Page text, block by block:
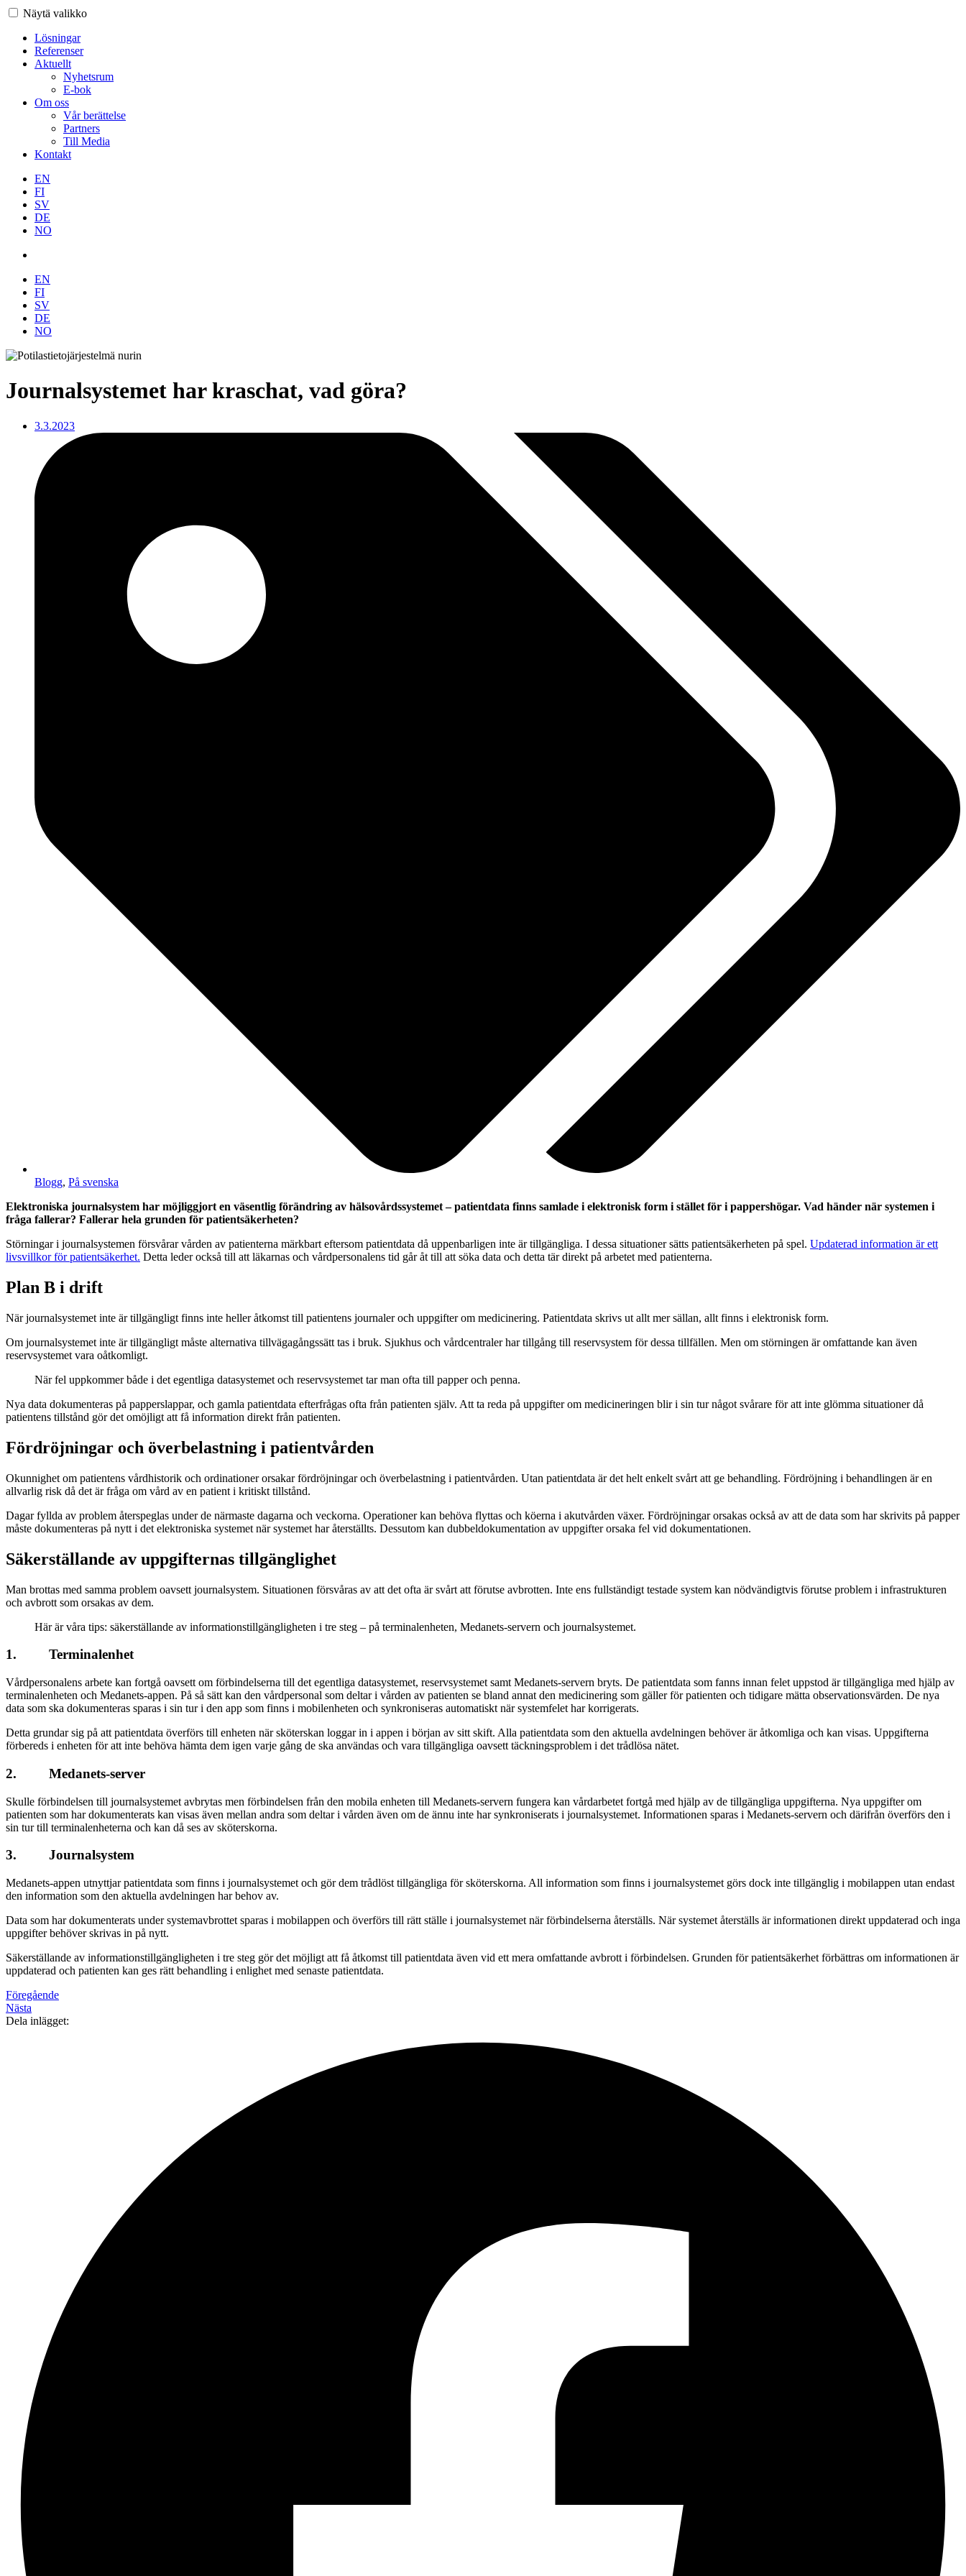
Näytä valikko
Lösningar
Referenser
Aktuellt
Nyhetsrum
E-bok
Om oss
Vår berättelse
Partners
Till Media
Kontakt
EN
FI
SV
DE
NO
EN
FI
SV
DE
NO
Journalsystemet har kraschat, vad göra?
3.3.2023
Blogg, På svenska
Elektroniska journalsystem har möjliggjort en väsentlig förändring av hälsovårdssystemet – patientdata finns samlade i elektronisk form i stället för i pappershögar. Vad händer när systemen i
fråga fallerar? Fallerar hela grunden för patientsäkerheten?
Störningar i journalsystemen försvårar vården av patienterna märkbart eftersom patientdata då uppenbarligen inte är tillgängliga. I dessa situationer sätts patientsäkerheten på spel. Updaterad information är ett
livsvillkor för patientsäkerhet. Detta leder också till att läkarnas och vårdpersonalens tid går åt till att söka data och detta tär direkt på arbetet med patienterna.
Plan B i drift
När journalsystemet inte är tillgängligt finns inte heller åtkomst till patientens journaler och uppgifter om medicinering. Patientdata skrivs ut allt mer sällan, allt finns i elektronisk form.
Om journalsystemet inte är tillgängligt måste alternativa tillvägagångssätt tas i bruk. Sjukhus och vårdcentraler har tillgång till reservsystem för dessa tillfällen. Men om störningen är omfattande kan även
reservsystemet vara oåtkomligt.
När fel uppkommer både i det egentliga datasystemet och reservsystemet tar man ofta till papper och penna.
Nya data dokumenteras på papperslappar, och gamla patientdata efterfrågas ofta från patienten själv. Att ta reda på uppgifter om medicineringen blir i sin tur något svårare för att inte glömma situationer då
patientens tillstånd gör det omöjligt att få information direkt från patienten.
Fördröjningar och överbelastning i patientvården
Okunnighet om patientens vårdhistorik och ordinationer orsakar fördröjningar och överbelastning i patientvården. Utan patientdata är det helt enkelt svårt att ge behandling. Fördröjning i behandlingen är en
allvarlig risk då det är fråga om vård av en patient i kritiskt tillstånd.
Dagar fyllda av problem återspeglas under de närmaste dagarna och veckorna. Operationer kan behöva flyttas och köerna i akutvården växer. Fördröjningar orsakas också av att de data som har skrivits på papper
måste dokumenteras på nytt i det elektroniska systemet när systemet har återställts. Dessutom kan dubbeldokumentation av uppgifter orsaka fel vid dokumentationen.
Säkerställande av uppgifternas tillgänglighet
Man brottas med samma problem oavsett journalsystem. Situationen försvåras av att det ofta är svårt att förutse avbrotten. Inte ens fullständigt testade system kan nödvändigtvis förutse problem i infrastrukturen
och avbrott som orsakas av dem.
Här är våra tips: säkerställande av informationstillgängligheten i tre steg – på terminalenheten, Medanets-servern och journalsystemet.
1. Terminalenhet
Vårdpersonalens arbete kan fortgå oavsett om förbindelserna till det egentliga datasystemet, reservsystemet samt Medanets-servern bryts. De patientdata som fanns innan felet uppstod är tillgängliga med hjälp av
terminalenheten och Medanets-appen. På så sätt kan den vårdpersonal som deltar i vården av patienten se bland annat den medicinering som gäller för patienten och tidigare mätta observationsvärden. De nya
data som ska dokumenteras sparas i sin tur i den app som finns i mobilenheten och synkroniseras automatiskt när systemfelet har korrigerats.
Detta grundar sig på att patientdata överförs till enheten när sköterskan loggar in i appen i början av sitt skift. Alla patientdata som den aktuella avdelningen behöver är åtkomliga och kan visas. Uppgifterna
förbereds i enheten för att inte behöva hämta dem igen varje gång de ska användas och vara tillgängliga oavsett täckningsproblem i det trådlösa nätet.
2. Medanets-server
Skulle förbindelsen till journalsystemet avbrytas men förbindelsen från den mobila enheten till Medanets-servern fungera kan vårdarbetet fortgå med hjälp av de tillgängliga uppgifterna. Nya uppgifter om
patienten som har dokumenterats kan visas även mellan andra som deltar i vården även om de ännu inte har synkroniserats i journalsystemet. Informationen sparas i Medanets-servern och därifrån överförs den i
sin tur till terminalenheterna och kan då ses av sköterskorna.
3. Journalsystem
Medanets-appen utnyttjar patientdata som finns i journalsystemet och gör dem trådlöst tillgängliga för sköterskorna. All information som finns i journalsystemet görs dock inte tillgänglig i mobilappen utan endast
den information som den aktuella avdelningen har behov av.
Data som har dokumenterats under systemavbrottet sparas i mobilappen och överförs till rätt ställe i journalsystemet när förbindelserna återställs. När systemet återställs är informationen direkt uppdaterad och inga
uppgifter behöver skrivas in på nytt.
Säkerställande av informationstillgängligheten i tre steg gör det möjligt att få åtkomst till patientdata även vid ett mera omfattande avbrott i förbindelsen. Grunden för patientsäkerhet förbättras om informationen är
uppdaterad och patienten kan ges rätt behandling i enlighet med senaste patientdata.
Föregående
Nästa
Dela inlägget: